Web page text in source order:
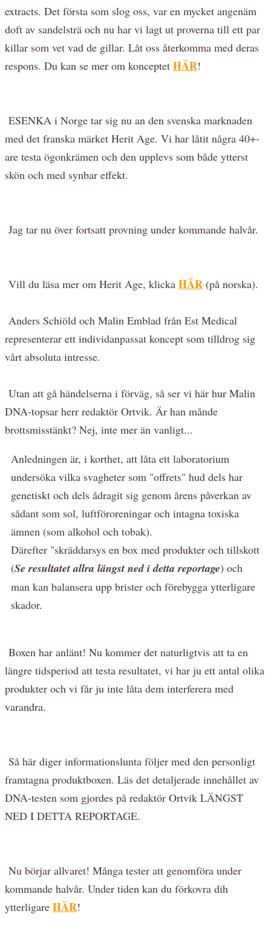
extracts. Det första som slog oss, var en mycket angenäm
doft av sandelsträ och nu har vi lagt ut proverna till ett par
killar som vet vad de gillar. Låt oss återkomma med deras
respons. Du kan se mer om konceptet HÄR!
ESENKA i Norge tar sig nu an den svenska marknaden
med det franska märket Herit Age. Vi har låtit några 40+-
are testa ögonkrämen och den upplevs som både ytterst
skön och med synbar effekt.
Jag tar nu över fortsatt provning under kommande halvår.
Vill du läsa mer om Herit Age, klicka HÄR (på norska).
Anders Schiöld och Malin Emblad från Est Medical
representerar ett individanpassat koncept som tilldrog sig
vårt absoluta intresse.
Utan att gå händelserna i förväg, så ser vi här hur Malin
DNA-topsar herr redaktör Ortvik. Är han månde
brottsmisstänkt? Nej, inte mer än vanligt...
Anledningen är, i korthet, att låta ett laboratorium
undersöka vilka svagheter som "offrets" hud dels har
genetiskt och dels ådragit sig genom årens påverkan av
sådant som sol, luftföroreningar och intagna toxiska
ämnen (som alkohol och tobak).
Därefter "skräddarsys en box med produkter och tillskott
(Se resultatet allra längst ned i detta reportage) och
man kan balansera upp brister och förebygga ytterligare
skador.
Boxen har anlänt! Nu kommer det naturligtvis att ta en
längre tidsperiod att testa resultatet, vi har ju ett antal olika
produkter och vi får ju inte låta dem interferera med
varandra.
Så här diger informationslunta följer med den personligt
framtagna produktboxen. Läs det detaljerade innehållet av
DNA-testen som gjordes på redaktör Ortvik LÄNGST
NED I DETTA REPORTAGE.
Nu börjar allvaret! Många tester att genomföra under
kommande halvår. Under tiden kan du förkovra dih
ytterligare HÄR!